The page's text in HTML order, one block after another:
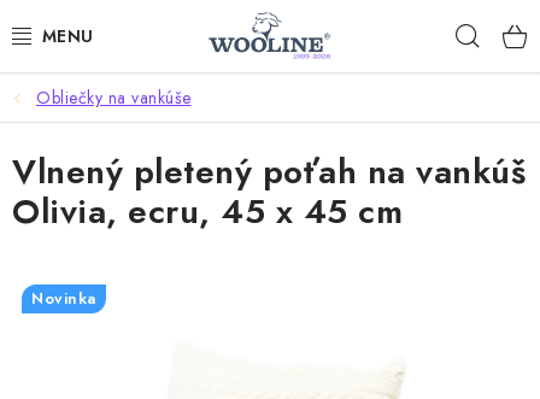
na
AKCIE
OBLEČENIE Z VLNY
OBUV
DOMOV A SPANIE
Obliečky na vankúše
Vlnený pletený poťah na vankúš
Olivia, ecru, 45 x 45 cm
Novinka